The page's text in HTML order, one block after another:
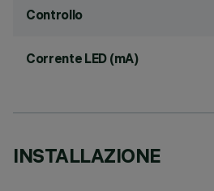
Controllo
Corrente LED (mA)
INSTALLAZIONE